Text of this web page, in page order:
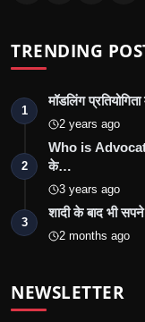
TRENDING
1
मॉडलिंग
2 years ago
2
Who is
के…
3 years ago
3
शादी के बाद भी
2 months ago
NEWSLETTER